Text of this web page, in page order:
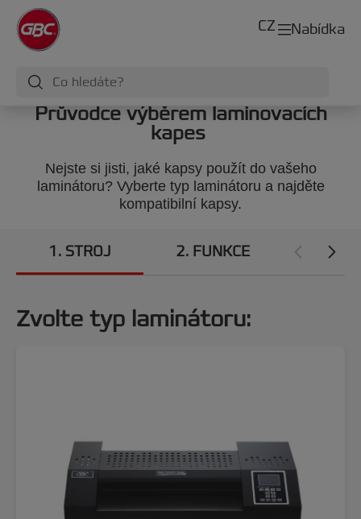
Nabídka
CZ
Průvodce výběrem laminovacích
kapes
Nejste si jisti, jaké kapsy použít do vašeho
laminátoru? Vyberte typ laminátoru a najděte
kompatibilní kapsy.
1 STROJ 2 FUNKCE
Zvolte typ laminátoru: